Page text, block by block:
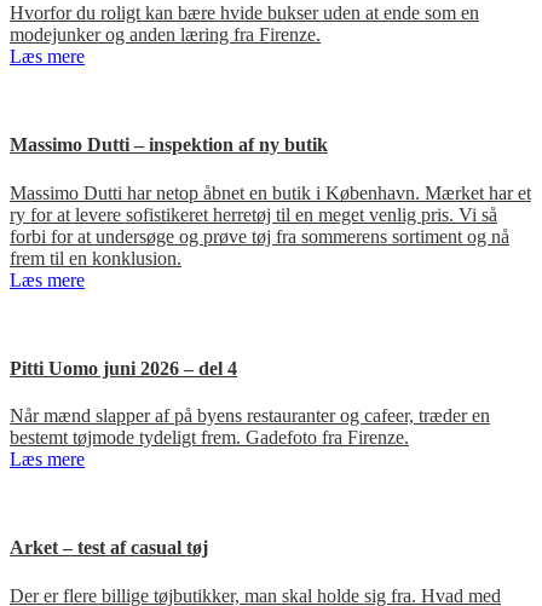
Hvorfor du roligt kan bære hvide bukser uden at ende som en
modejunker og anden læring fra Firenze.
Læs mere
Massimo Dutti – inspektion af ny butik
Massimo Dutti har netop åbnet en butik i København. Mærket har et
ry for at levere sofistikeret herretøj til en meget venlig pris. Vi så
forbi for at undersøge og prøve tøj fra sommerens sortiment og nå
frem til en konklusion.
Læs mere
Pitti Uomo juni 2026 – del 4
Når mænd slapper af på byens restauranter og cafeer, træder en
bestemt tøjmode tydeligt frem. Gadefoto fra Firenze.
Læs mere
Arket – test af casual tøj
Der er flere billige tøjbutikker, man skal holde sig fra. Hvad med